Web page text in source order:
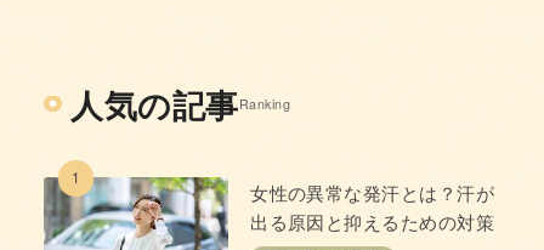
人気の記事Ranking
1
女性の異常な発汗とは？汗が
出る原因と抑えるための対策